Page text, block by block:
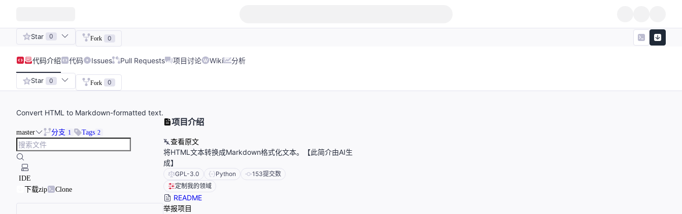
Star 0 Fork 0
代码介绍 代码 Issues Pull Requests 项目讨论 Wiki 分析
Star 0 Fork 0
Convert HTML to Markdown-formatted text.
master 分支 1 Tags 2
IDE
下载zip
Clone
项目介绍
查看原文
将HTML文本转换成Markdown格式化文本。【此简介由AI生
成】
GPL-3.0 Python 153提交数
定制我的领域
README
举报项目